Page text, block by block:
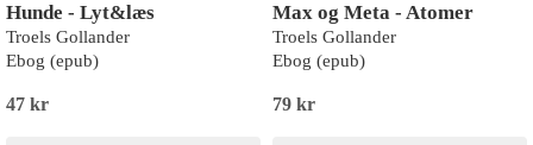
Hunde - Lyt&læs
Troels Gollander
Ebog (epub)
47 kr
Max og Meta - Atomer
Troels Gollander
Ebog (epub)
79 kr